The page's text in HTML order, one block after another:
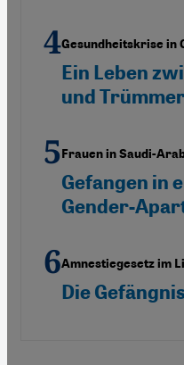
Gesundheitskrise in
Ein Leben
und
Frauen in Saudi-
Gefangen in
Gender-
Amnestiegesetz im
Die